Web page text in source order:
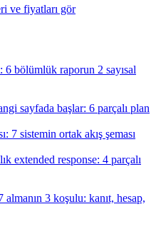
ve fiyatları gör
bölümlük raporun 2 sayısal
sayfada başlar: 6 parçalı plan
7 sistemin ortak akış şeması
extended response: 4 parçalı
3 koşulu: kanıt, hesap,